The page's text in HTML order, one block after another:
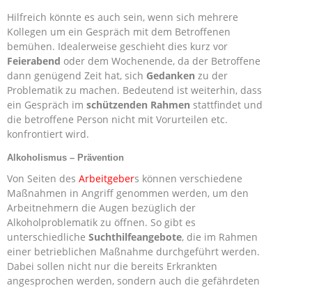
Hilfreich könnte es auch sein, wenn sich mehrere
Kollegen um ein Gespräch mit dem Betroffenen
bemühen. Idealerweise geschieht dies kurz vor
Feierabend oder dem Wochenende, da der Betroffene
dann genügend Zeit hat, sich Gedanken zu der
Problematik zu machen. Bedeutend ist weiterhin, dass
ein Gespräch im schützenden Rahmen stattfindet und
die betroffene Person nicht mit Vorurteilen etc.
konfrontiert wird.
Alkoholismus – Prävention
Von Seiten des Arbeitgebers können verschiedene
Maßnahmen in Angriff genommen werden, um den
Arbeitnehmern die Augen bezüglich der
Alkoholproblematik zu öffnen. So gibt es
unterschiedliche Suchthilfeangebote, die im Rahmen
einer betrieblichen Maßnahme durchgeführt werden.
Dabei sollen nicht nur die bereits Erkrankten
angesprochen werden, sondern auch die gefährdeten